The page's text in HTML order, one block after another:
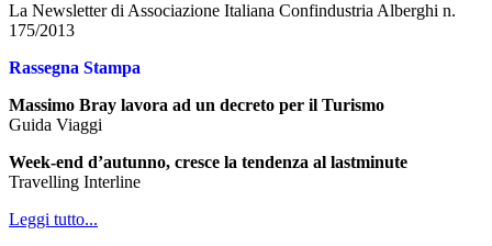
La Newsletter di Associazione Italiana Confindustria Alberghi n.
175/2013
Rassegna Stampa
Massimo Bray lavora ad un decreto per il Turismo
Guida Viaggi
Week-end d’autunno, cresce la tendenza al lastminute
Travelling Interline
Leggi tutto...